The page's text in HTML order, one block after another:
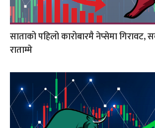
साताको पहिलो कारोबारमै नेप्सेमा
राताम्मे